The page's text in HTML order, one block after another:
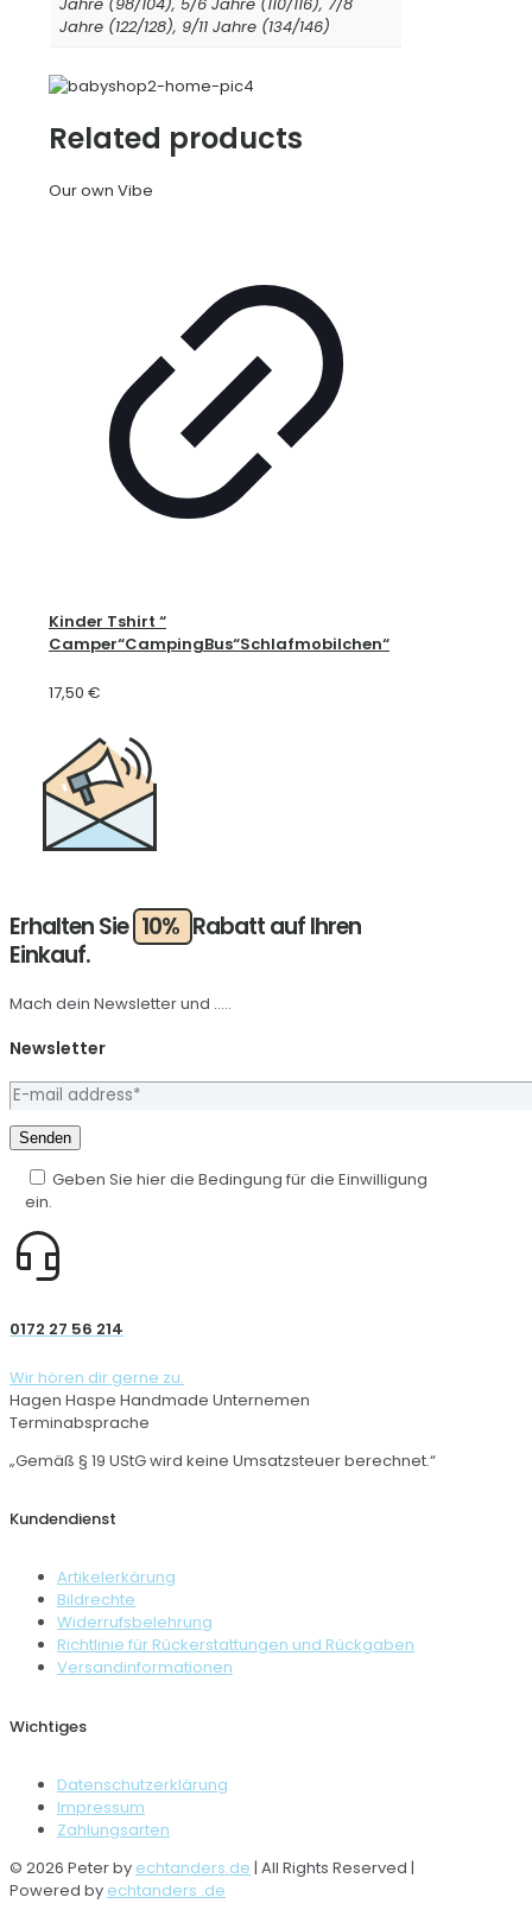
Jahre (98/104), 5/6 Jahre (110/116), 7/8
Jahre (122/128), 9/11 Jahre (134/146)
Related products
Our own Vibe
Kinder Tshirt “
Camper“CampingBus“Schlafmobilchen“
17,50 €
Erhalten Sie 10% Rabatt auf Ihren
Einkauf.
Mach dein Newsletter und .....
Newsletter
Geben Sie hier die Bedingung für die Einwilligung
ein.
0172 27 56 214
Wir hören dir gerne zu.
Hagen Haspe Handmade Unternemen
Terminabsprache
„Gemäß § 19 UStG wird keine Umsatzsteuer berechnet.“
Kundendienst
Artikelerkärung
Bildrechte
Widerrufsbelehrung
Richtlinie für Rückerstattungen und Rückgaben
Versandinformationen
Wichtiges
Datenschutzerklärung
Impressum
Zahlungsarten
© 2026 Peter by echtanders.de | All Rights Reserved |
Powered by echtanders .de